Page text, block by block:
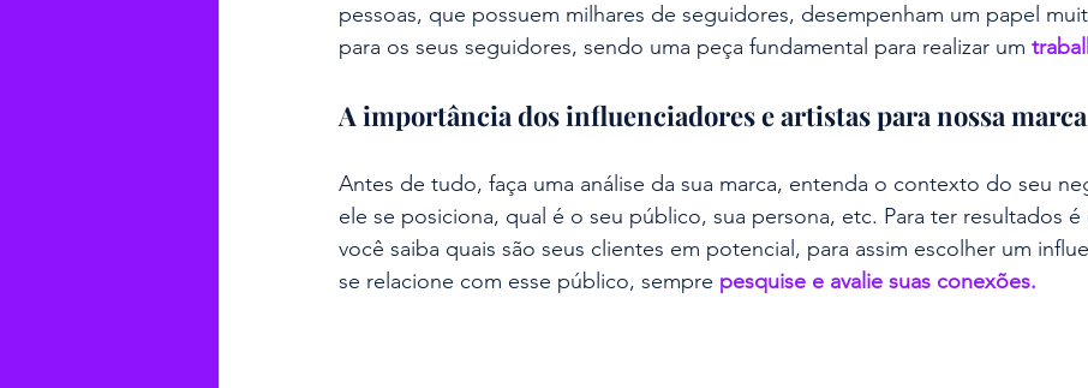
pessoas, que possuem milhares de seguidores, desempenham um papel
para os seus seguidores, sendo uma peça fundamental para realizar um
A importância dos influenciadores e artistas para nossa marca
Antes de tudo, faça uma análise da sua marca, entenda o contexto do seu
ele se posiciona, qual é o seu público, sua persona, etc. Para ter resultados é
você saiba quais são seus clientes em potencial, para assim escolher um
se relacione com esse público, sempre pesquise e avalie suas conexões.